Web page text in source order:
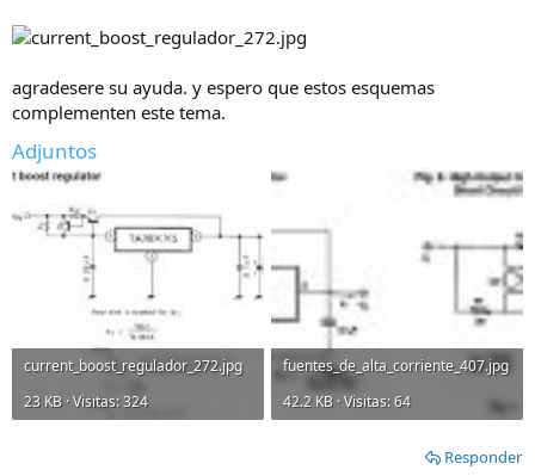
agradesere su ayuda. y espero que estos esquemas
complementen este tema.
Adjuntos
current_boost_regulador_272.jpg
23 KB · Visitas: 324
fuentes_de_alta_corriente_407.jpg
42.2 KB · Visitas: 64
Responder